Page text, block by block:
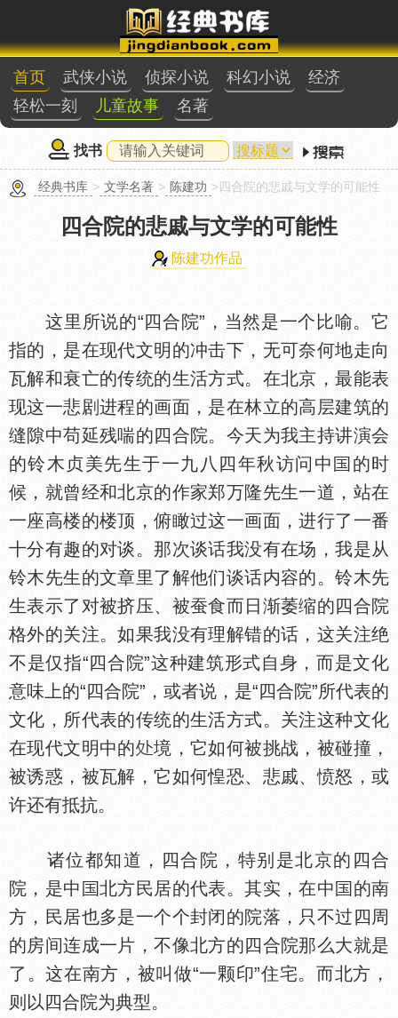
首页 武侠小说 侦探小说 科幻小说
经济
轻松一刻
儿童故事 名著
找书
经典书库 > 文学名著 > 陈建功 >四合院的悲戚与文学的可能性
四合院的悲戚与文学的可能性
陈建功作品
这里所说的“四合院”，当然是一个比喻。它
指的，是在现代文明的冲击下，无可奈何地走向
瓦解和衰亡的传统的生活方式。在北京，最能表
现这一悲剧进程的画面，是在林立的高层建筑的
缝隙中苟延残喘的四合院。今天为我主持讲演会
的铃木贞美先生于一九八四年秋访问中
的时
候，就曾经和北京的作家郑万隆先生一道，站在
一座高楼的楼顶，俯瞰过这一画面，进行了一番
十分有趣的对谈。那次谈话我没有在场，我是从
铃木先生的文章里了解他们谈话内容的。铃木先
生表示了对被挤压、被蚕食而日渐萎缩的四合院
格外的关注。如果我没有理解错的话，这关注绝
不是仅指“四合院”这种建筑形式自身，而是文化
意味上的“四合院”，或者说，是“四合院”所代表的
文化，所代表的传统的生活方式。关注这种文化
在现代文明中的
境，它如何被挑战，被碰撞，
被诱惑，被瓦解，它如何惶恐、悲戚、愤怒，或
许还有抵抗。
诸位都知道，四合院，特别是北京的四合
院，是中
北方民居的代表。其实，在中
的南
方，民居也多是一个个封闭的院落，只不过四周
的房间连成一片，不像北方的四合院那么大就是
了。这在南方，被叫做“一颗印”住宅。而北方，
则以四合院为典型。